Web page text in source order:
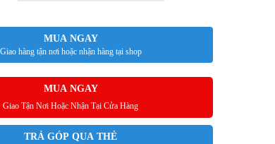
MUA NGAY
Giao hàng tận nơi hoặc nhận hàng tại shop
MUA NGAY
Giao Tận Nơi Hoặc Nhận Tại Cửa Hàng
TRẢ GÓP QUA THẺ